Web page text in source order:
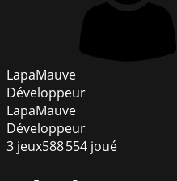
LapaMauve
Développeur
LapaMauve
Développeur
3 jeux588 554 joué